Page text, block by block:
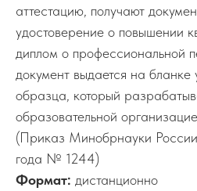
аттестацию, получают
удостоверение о повышении
диплом о профессиональной
документ выдается на бланке
образца, который
образовательной
(Приказ Минобрнауки
года № 1244)
Формат: дистанционно